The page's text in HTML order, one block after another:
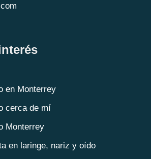
en Monterrey
cerca de mí
Monterrey
en laringe, nariz y oído